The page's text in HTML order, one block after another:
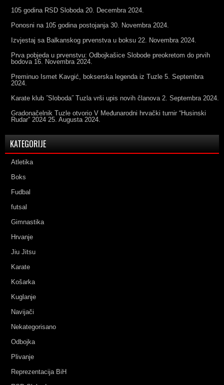
105 godina RSD Sloboda 20. Decembra 2024.
Ponosni na 105 godina postojanja 30. Novembra 2024.
Izvjestaj sa Balkanskog prvenstva u boksu 22. Novembra 2024.
Prva pobjeda u prvenstvu: Odbojkašice Slobode preokretom do prvih
bodova 16. Novembra 2024.
Preminuo Ismet Kavgić, bokserska legenda iz Tuzle 5. Septembra
2024.
Karate klub ˝Sloboda˝ Tuzla vrši upis novih članova 2. Septembra 2024.
Gradonačelnik Tuzle otvorio V Međunarodni hrvački turnir “Husinski
Rudar” 2024 25. Augusta 2024.
KATEGORIJE
Atletika
Boks
Fudbal
futsal
Gimnastika
Hrvanje
Jiu Jitsu
Karate
Košarka
Kuglanje
Navijači
Nekategorisano
Odbojka
Plivanje
Reprezentacija BiH